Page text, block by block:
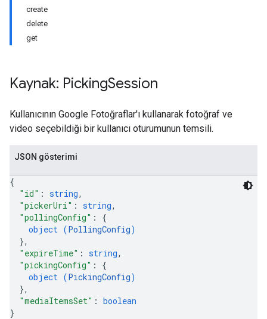
create
delete
get
Kaynak: PickingSession
Kullanıcının Google Fotoğraflar'ı kullanarak fotoğraf ve
video seçebildiği bir kullanıcı oturumunun temsili.
JSON gösterimi
{
"id" : string,
"pickerUri" : string,
"pollingConfig" : {
object (PollingConfig)
},
"expireTime" : string,
"pickingConfig" : {
object (PickingConfig)
},
"mediaItemsSet" : boolean
}